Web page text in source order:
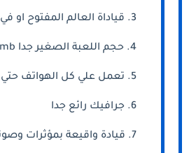
قياداة العالم المفتوح او
حجم اللعبة الصغير جدا 102mb
تعمل علي كل الهواتف
جرافيك رائع جدا
قيادة واقيعة بمؤثرات